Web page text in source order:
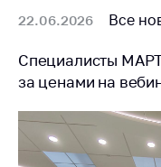
по
(отсутствия)
нарушения
22.06.2026 Все
Специалисты
за ценами на